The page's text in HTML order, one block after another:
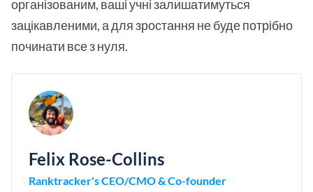
організованим, ваші учні залишатимуться
зацікавленими, а для зростання не буде потрібно
починати все з нуля.
Felix Rose-Collins
Ranktracker's CEO/CMO & Co-founder